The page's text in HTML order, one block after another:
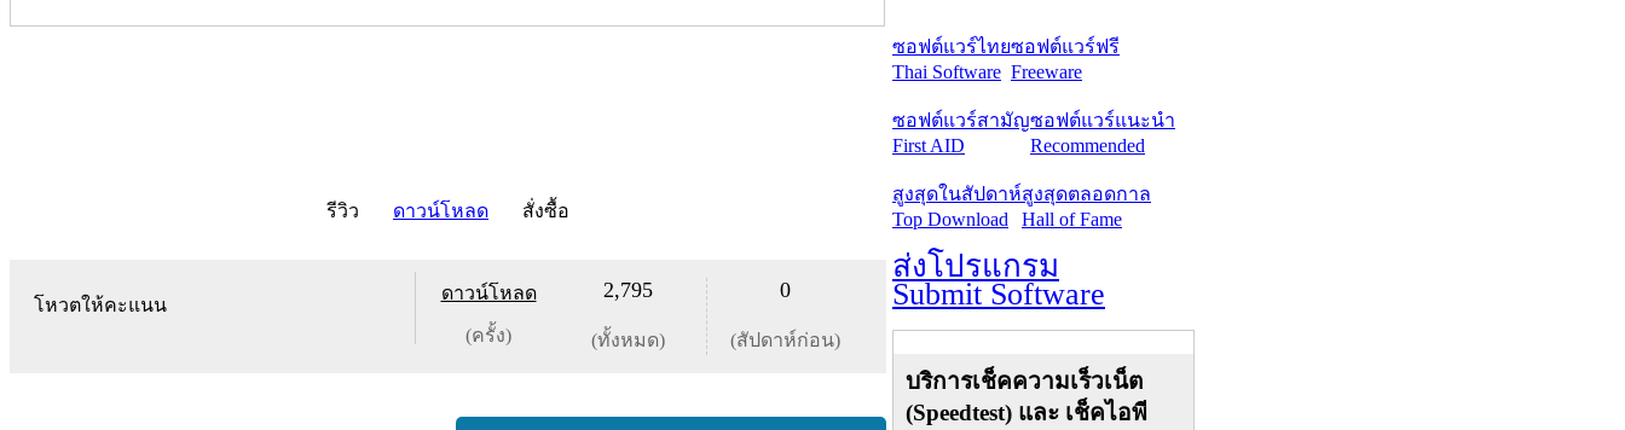
รีวิว ดาวน์โหลด สั่งซื้อ
โหวตให้คะแนน
ดาวน์โหลด
(ครั้ง)
2,795
(ทั้งหมด)
0
(สัปดาห์ก่อน)
ซอฟต์แวร์ไทย
Thai Software
ซอฟต์แวร์ฟรี
Freeware
ซอฟต์แวร์สามัญ
First AID
ซอฟต์แวร์แนะนำ
Recommended
สูงสุดในสัปดาห์
Top Download
สูงสุดตลอดกาล
Hall of Fame
ส่งโปรแกรม
Submit Software
บริการเช็คความเร็วเน็ต
(Speedtest) และ เช็คไอพี